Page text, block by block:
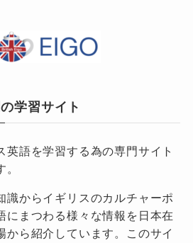
学習サイト
英語を学習する為の専門サイト
識からイギリスのカルチャーポ
にまつわる様々な情報を日本在
から紹介しています。このサイ